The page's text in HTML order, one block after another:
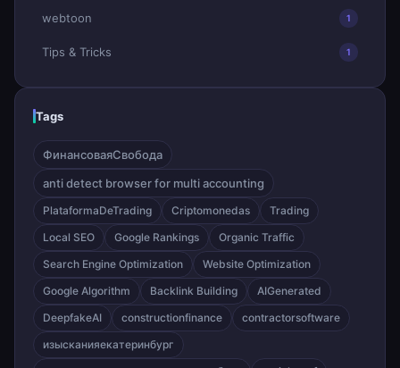
webtoon 1
Tips & Tricks 1
Tags
ФинансоваяСвобода
anti detect browser for multi accounting
PlataformaDeTrading Criptomonedas
Trading
Local SEO
Google Rankings
Organic Traffic
Search Engine Optimization
Website Optimization
Google Algorithm
Backlink Building
AIGenerated
DeepfakeAI
constructionfinance
contractorsoftware
изысканияекатеринбург